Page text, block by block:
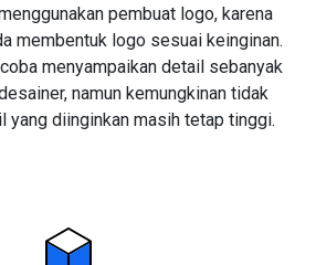
pembuat logo, karena
membentuk logo sesuai keinginan.
menyampaikan detail sebanyak
namun kemungkinan tidak
yang diinginkan masih tetap tinggi.